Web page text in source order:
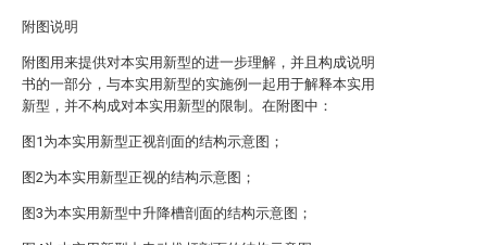
附图说明
附图用来提供对本实用新型的进一步理解，并且构成说明
书的一部分，与本实用新型的实施例一起用于解释本实用
新型，并不构成对本实用新型的限制。在附图中：
图1为本实用新型正视剖面的结构示意图；
图2为本实用新型正视的结构示意图；
图3为本实用新型中升降槽剖面的结构示意图；